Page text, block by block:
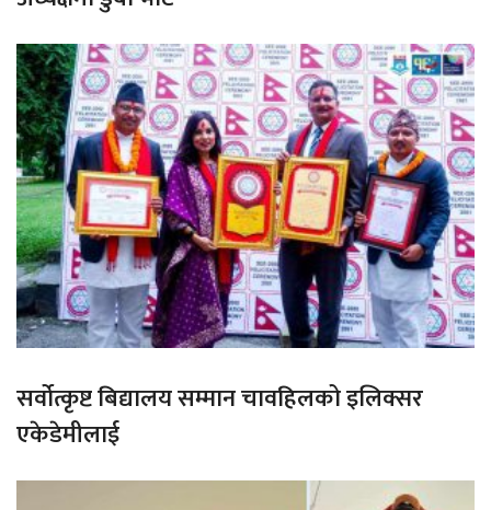
सर्वोत्कृष्ट बिद्यालय सम्मान चावहिलको इलिक्सर
एकेडेमीलाई